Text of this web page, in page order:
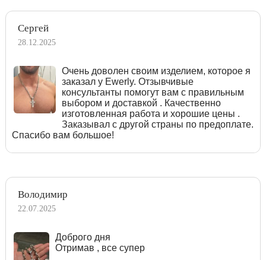
Сергей
28.12.2025
Очень доволен своим изделием, которое я
заказал у Ewerly. Отзывчивые
консультанты помогут вам с правильным
выбором и доставкой . Качественно
изготовленная работа и хорошие цены .
Заказывал с другой страны по предоплате.
Спасибо вам большое!
Володимир
22.07.2025
Доброго дня
Отримав , все супер